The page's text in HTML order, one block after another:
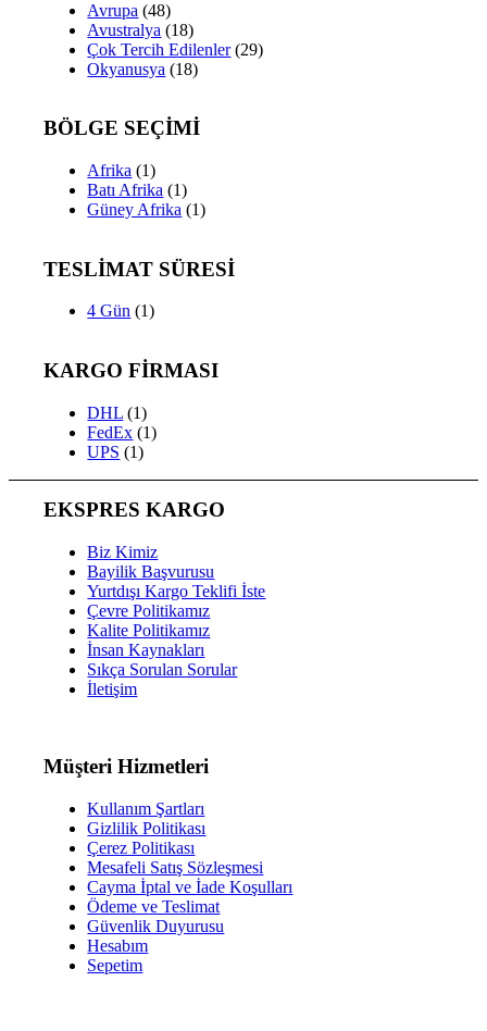
Avrupa (48)
Avustralya (18)
Çok Tercih Edilenler (29)
Okyanusya (18)
BÖLGE SEÇİMİ
Afrika (1)
Batı Afrika (1)
Güney Afrika (1)
TESLİMAT SÜRESİ
4 Gün (1)
KARGO FİRMASI
DHL (1)
FedEx (1)
UPS (1)
EKSPRES KARGO
Biz Kimiz
Bayilik Başvurusu
Yurtdışı Kargo Teklifi İste
Çevre Politikamız
Kalite Politikamız
İnsan Kaynakları
Sıkça Sorulan Sorular
İletişim
Müşteri Hizmetleri
Kullanım Şartları
Gizlilik Politikası
Çerez Politikası
Mesafeli Satış Sözleşmesi
Cayma İptal ve İade Koşulları
Ödeme ve Teslimat
Güvenlik Duyurusu
Hesabım
Sepetim